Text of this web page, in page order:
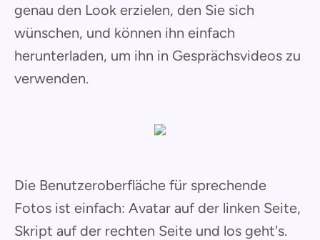
genau den Look erzielen, den Sie sich
wünschen, und können ihn einfach
herunterladen, um ihn in Gesprächsvideos zu
verwenden.
Die Benutzeroberfläche für sprechende
Fotos ist einfach: Avatar auf der linken Seite,
Skript auf der rechten Seite und los geht's.